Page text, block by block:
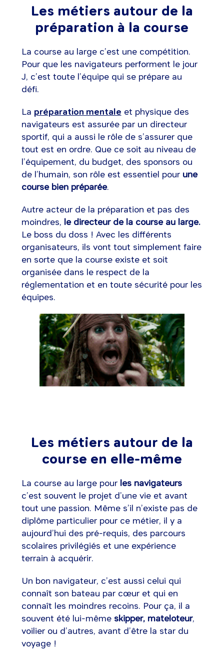
Les métiers autour de la
préparation à la course
La course au large c’est une compétition.
Pour que les navigateurs performent le jour
J, c’est toute l’équipe qui se prépare au
défi.
La préparation mentale et physique des
navigateurs est assurée par un directeur
sportif, qui a aussi le rôle de s’assurer que
tout est en ordre. Que ce soit au niveau de
l’équipement, du budget, des sponsors ou
de l’humain, son rôle est essentiel pour une
course bien préparée.
Autre acteur de la préparation et pas des
moindres, le directeur de la course au large.
Le boss du doss ! Avec les différents
organisateurs, ils vont tout simplement faire
en sorte que la course existe et soit
organisée dans le respect de la
réglementation et en toute sécurité pour les
équipes.
Les métiers autour de la
course en elle-même
La course au large pour les navigateurs
c’est souvent le projet d’une vie et avant
tout une passion. Même s’il n’existe pas de
diplôme particulier pour ce métier, il y a
aujourd’hui des pré-requis, des parcours
scolaires privilégiés et une expérience
terrain à acquérir.
Un bon navigateur, c’est aussi celui qui
connaît son bateau par cœur et qui en
connaît les moindres recoins. Pour ça, il a
souvent été lui-même skipper, mateloteur,
voilier ou d’autres, avant d’être la star du
voyage !